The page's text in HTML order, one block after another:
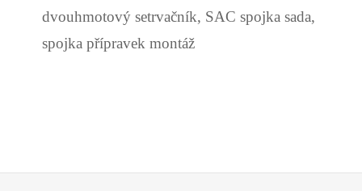
dvouhmotový setrvačník, SAC spojka sada,
spojka přípravek montáž